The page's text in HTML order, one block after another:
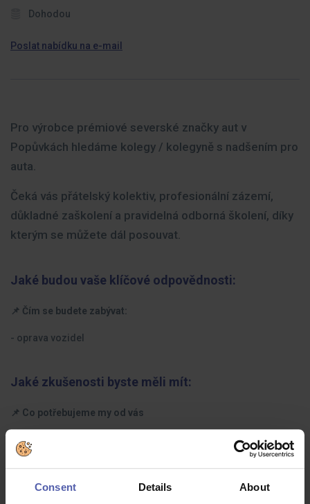
Consent Details About
Dohodou
Poslat nabídku na e-mail
Pro výrobce prémiové severské značky aut v
Popůvkách hledáme kolegy / kolegyně s nadšením pro
auta.
Čeká vás přátelský kolektiv, profesionální zázemí,
důkladné zaškolení a pravidelná odborná školení, díky
kterým se můžete dál posouvat.
Jaké budou vaše klíčové odpovědnosti:
📌 Čím se budete zabývat:
- oprava vozidel
Jaké zkušenosti byste měli mít:
📌 Co potřebujeme my od vás
- vyučení nebo zkušenosti v oboru automechanik nebo
autoklempíř
- ŘP skupiny B, ŘP skupiny C výhodou